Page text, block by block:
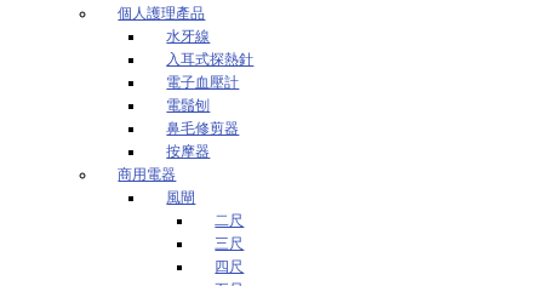
個人護理產品
水牙線
入耳式探熱針
電子血壓計
電鬚刨
鼻毛修剪器
按摩器
商用電器
風閘
二尺
三尺
四尺